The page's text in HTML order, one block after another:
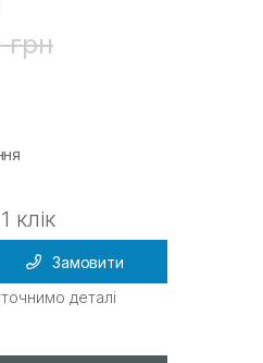
грн
клік
Замовити
деталі